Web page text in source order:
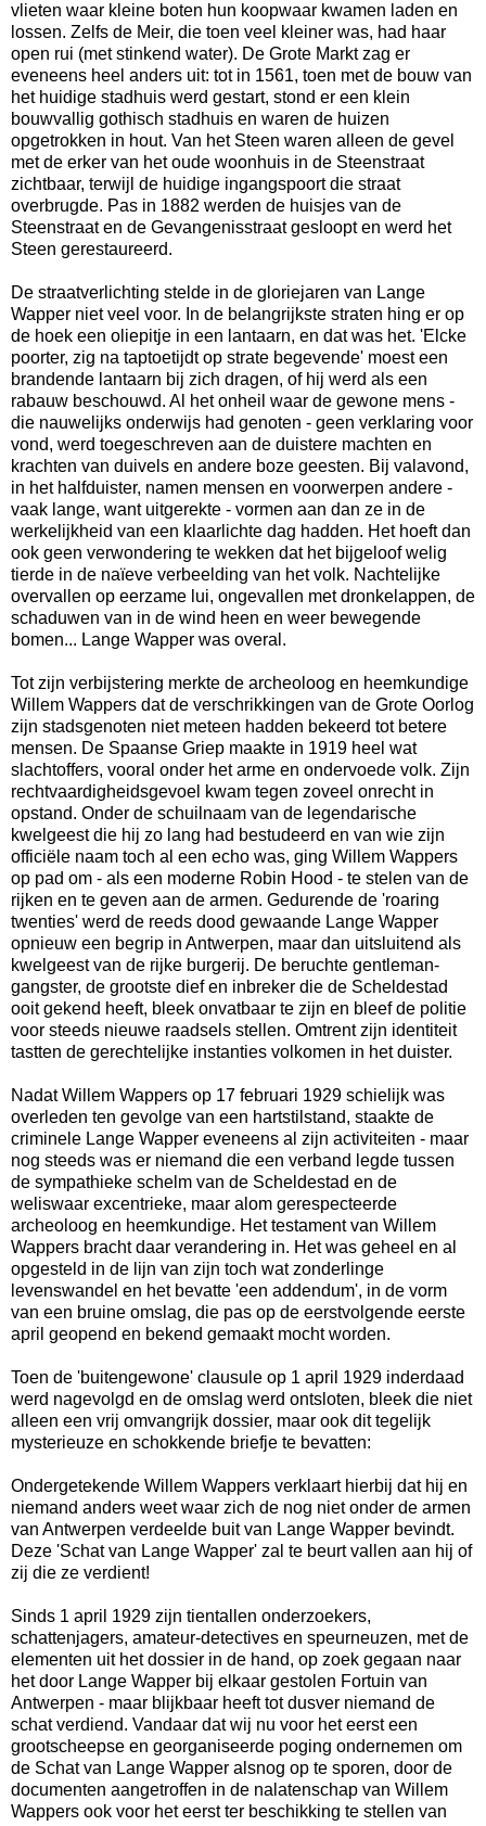
vlieten waar kleine boten hun koopwaar kwamen laden en
lossen. Zelfs de Meir, die toen veel kleiner was, had haar
open rui (met stinkend water). De Grote Markt zag er
eveneens heel anders uit: tot in 1561, toen met de bouw van
het huidige stadhuis werd gestart, stond er een klein
bouwvallig gothisch stadhuis en waren de huizen
opgetrokken in hout. Van het Steen waren alleen de gevel
met de erker van het oude woonhuis in de Steenstraat
zichtbaar, terwijl de huidige ingangspoort die straat
overbrugde. Pas in 1882 werden de huisjes van de
Steenstraat en de Gevangenisstraat gesloopt en werd het
Steen gerestaureerd.
De straatverlichting stelde in de gloriejaren van Lange
Wapper niet veel voor. In de belangrijkste straten hing er op
de hoek een oliepitje in een lantaarn, en dat was het. 'Elcke
poorter, zig na taptoetijdt op strate begevende' moest een
brandende lantaarn bij zich dragen, of hij werd als een
rabauw beschouwd. Al het onheil waar de gewone mens -
die nauwelijks onderwijs had genoten - geen verklaring voor
vond, werd toegeschreven aan de duistere machten en
krachten van duivels en andere boze geesten. Bij valavond,
in het halfduister, namen mensen en voorwerpen andere -
vaak lange, want uitgerekte - vormen aan dan ze in de
werkelijkheid van een klaarlichte dag hadden. Het hoeft dan
ook geen verwondering te wekken dat het bijgeloof welig
tierde in de naïeve verbeelding van het volk. Nachtelijke
overvallen op eerzame lui, ongevallen met dronkelappen, de
schaduwen van in de wind heen en weer bewegende
bomen... Lange Wapper was overal.
Tot zijn verbijstering merkte de archeoloog en heemkundige
Willem Wappers dat de verschrikkingen van de Grote Oorlog
zijn stadsgenoten niet meteen hadden bekeerd tot betere
mensen. De Spaanse Griep maakte in 1919 heel wat
slachtoffers, vooral onder het arme en ondervoede volk. Zijn
rechtvaardigheidsgevoel kwam tegen zoveel onrecht in
opstand. Onder de schuilnaam van de legendarische
kwelgeest die hij zo lang had bestudeerd en van wie zijn
officiële naam toch al een echo was, ging Willem Wappers
op pad om - als een moderne Robin Hood - te stelen van de
rijken en te geven aan de armen. Gedurende de 'roaring
twenties' werd de reeds dood gewaande Lange Wapper
opnieuw een begrip in Antwerpen, maar dan uitsluitend als
kwelgeest van de rijke burgerij. De beruchte gentleman-
gangster, de grootste dief en inbreker die de Scheldestad
ooit gekend heeft, bleek onvatbaar te zijn en bleef de politie
voor steeds nieuwe raadsels stellen. Omtrent zijn identiteit
tastten de gerechtelijke instanties volkomen in het duister.
Nadat Willem Wappers op 17 februari 1929 schielijk was
overleden ten gevolge van een hartstilstand, staakte de
criminele Lange Wapper eveneens al zijn activiteiten - maar
nog steeds was er niemand die een verband legde tussen
de sympathieke schelm van de Scheldestad en de
weliswaar excentrieke, maar alom gerespecteerde
archeoloog en heemkundige. Het testament van Willem
Wappers bracht daar verandering in. Het was geheel en al
opgesteld in de lijn van zijn toch wat zonderlinge
levenswandel en het bevatte 'een addendum', in de vorm
van een bruine omslag, die pas op de eerstvolgende eerste
april geopend en bekend gemaakt mocht worden.
Toen de 'buitengewone' clausule op 1 april 1929 inderdaad
werd nagevolgd en de omslag werd ontsloten, bleek die niet
alleen een vrij omvangrijk dossier, maar ook dit tegelijk
mysterieuze en schokkende briefje te bevatten:
Ondergetekende Willem Wappers verklaart hierbij dat hij en
niemand anders weet waar zich de nog niet onder de armen
van Antwerpen verdeelde buit van Lange Wapper bevindt.
Deze 'Schat van Lange Wapper' zal te beurt vallen aan hij of
zij die ze verdient!
Sinds 1 april 1929 zijn tientallen onderzoekers,
schattenjagers, amateur-detectives en speurneuzen, met de
elementen uit het dossier in de hand, op zoek gegaan naar
het door Lange Wapper bij elkaar gestolen Fortuin van
Antwerpen - maar blijkbaar heeft tot dusver niemand de
schat verdiend. Vandaar dat wij nu voor het eerst een
grootscheepse en georganiseerde poging ondernemen om
de Schat van Lange Wapper alsnog op te sporen, door de
documenten aangetroffen in de nalatenschap van Willem
Wappers ook voor het eerst ter beschikking te stellen van